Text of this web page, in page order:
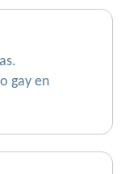
gay en